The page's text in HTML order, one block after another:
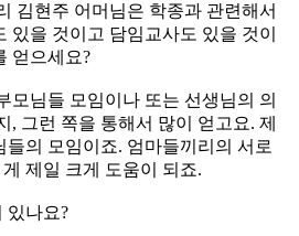
김현주 어머님은 학종과 관련해서
있을 것이고 담임교사도 있을 것이
얻으세요?
님들 모임이나 또는 선생님의 의
, 그런 쪽을 통해서 많이 얻고요. 제
들의 모임이죠. 엄마들끼리의 서로
제일 크게 도움이 되죠.
있나요?